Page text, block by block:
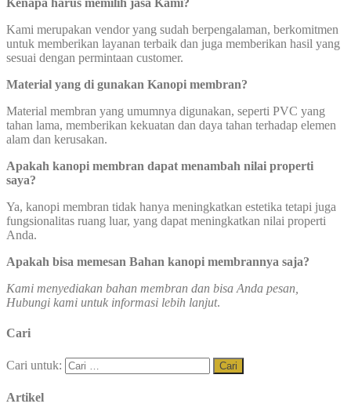
Kenapa harus memilih jasa Kami?
Kami merupakan vendor yang sudah berpengalaman, berkomitmen
untuk memberikan layanan terbaik dan juga memberikan hasil yang
sesuai dengan permintaan customer.
Material yang di gunakan Kanopi membran?
Material membran yang umumnya digunakan, seperti PVC yang
tahan lama, memberikan kekuatan dan daya tahan terhadap elemen
alam dan kerusakan.
Apakah kanopi membran dapat menambah nilai properti
saya?
Ya, kanopi membran tidak hanya meningkatkan estetika tetapi juga
fungsionalitas ruang luar, yang dapat meningkatkan nilai properti
Anda.
Apakah bisa memesan Bahan kanopi membrannya saja?
Kami menyediakan bahan membran dan bisa Anda pesan,
Hubungi kami untuk informasi lebih lanjut.
Cari
Cari untuk:
Artikel